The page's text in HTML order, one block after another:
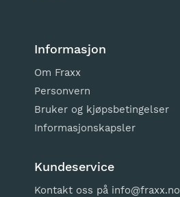
Informasjon
Om Fraxx
Personvern
Bruker og kjøpsbetingelser
Informasjonskapsler
Kundeservice
Kontakt oss på info@fraxx.no